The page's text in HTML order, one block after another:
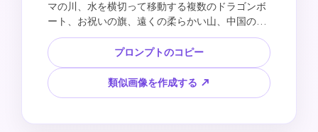
マの川、水を横切って移動する複数のドラゴンボ
ート、お祝いの旗、遠くの柔らかい山、中国の波
のパターンのオーバーレイ、片側の大きな空白の
見出し領域、webバナーの構成、読みやすいテキ
ストなし、スポンサーロゴなし、都市のエンブレ
ムなし、著作権で保護されたイベントデザインな
しを作成します。
プロンプトのコピー
類似画像を作成する ↗